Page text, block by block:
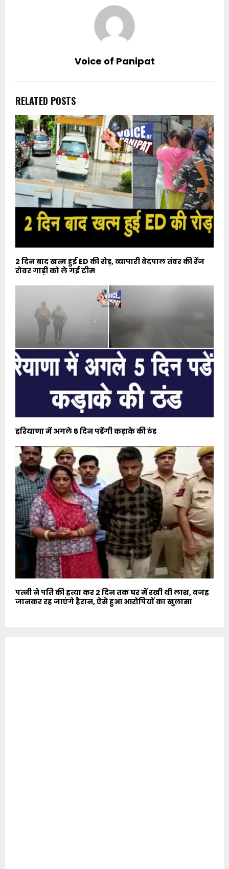
Voice of Panipat
RELATED POSTS
2 दिन बाद खत्म हुई ED की रोड़, व्यापारी वेदपाल तंवर की रेंज
रोवर गाड़ी को ले गई टीम
हरियाणा में अगले 5 दिन पडेंगी कड़ाके की ठंड
पत्नी ने पति की हत्या कर 2 दिन तक घर में रखी थी लाश, वजह
जानकर रह जाएंगे हैरान, ऐसे हुआ आरोपियों का खुलासा